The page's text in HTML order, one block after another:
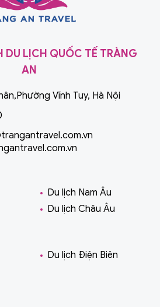
DU LỊCH QUỐC TẾ TRÀNG
AN
Vĩnh Tuy, Hà Nội
Du lịch Nam Âu
Du lịch Châu Âu
Du lịch Điện Biên